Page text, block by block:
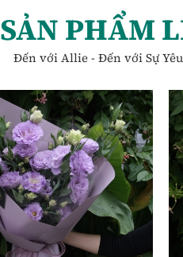
SẢN PHẨM
Đến với Allie - Đến với Sự